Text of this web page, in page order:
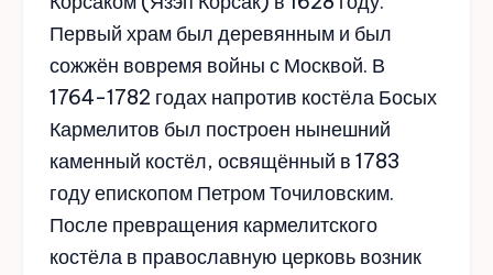
Первый храм был деревянным и был
сожжён вовремя войны с Москвой. В
1764-1782 годах напротив костёла Босых
Кармелитов был построен нынешний
каменный костёл, освящённый в 1783
году епископом Петром Точиловским.
После превращения кармелитского
костёла в православную церковь возник